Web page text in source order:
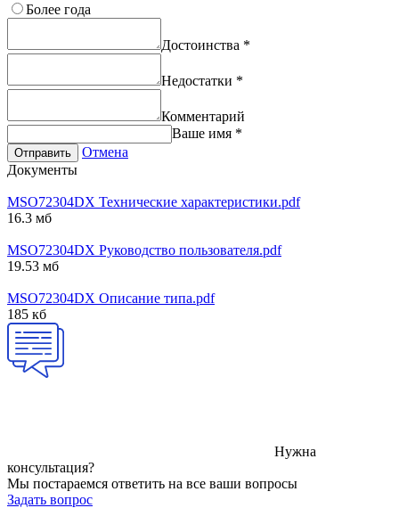
Более года
Достоинства *
Недостатки *
Комментарий
Ваше имя *
Отправить
Отмена
Документы
MSO72304DX Технические характеристики.pdf
16.3 мб
MSO72304DX Руководство пользователя.pdf
19.53 мб
MSO72304DX Описание типа.pdf
185 кб
Нужна
консультация?
Мы постараемся ответить на все ваши вопросы
Задать вопрос